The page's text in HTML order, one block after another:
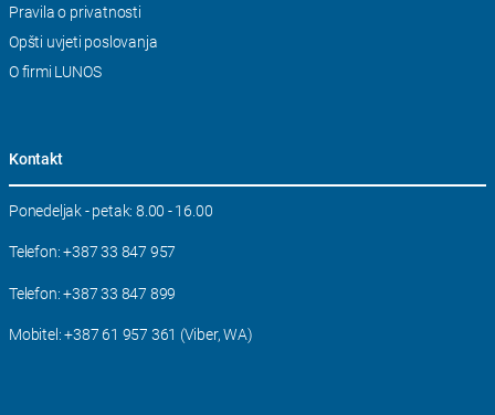
Skip
Pravila o privatnosti
Opšti uvjeti poslovanja
O firmi LUNOS
Kontakt
Ponedeljak - petak: 8.00 - 16.00
Telefon:+387 33 847 957
Telefon:+387 33 847 899
Mobitel:+387 61 957 361 (Viber, WA)